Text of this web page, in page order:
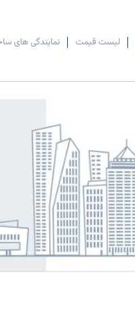
لیست قیمت نمایندگی های